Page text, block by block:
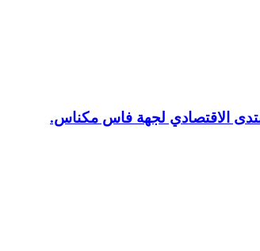
الاقتصادي لجهة فاس مكناس.